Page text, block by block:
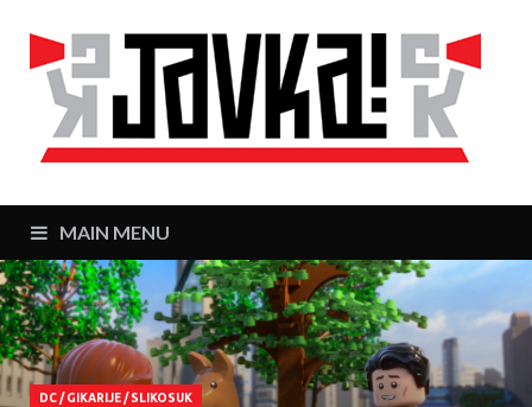
MAIN MENU
DC/GIKARIJE/SLIKOSUK